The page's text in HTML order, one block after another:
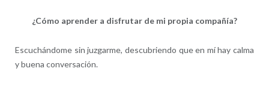
¿Cómo aprender a disfrutar de mi propia compañía?
Escuchándome sin juzgarme, descubriendo que en mí hay calma
y buena conversación.